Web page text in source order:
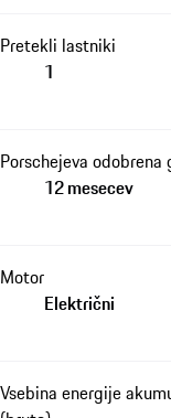
Pretekli lastniki
1
Porschejeva odobrena
12 mesecev
Motor
Električni
Vsebina energije